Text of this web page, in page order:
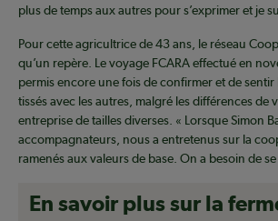
plus de temps aux autres pour s’exprimer et je
Pour cette agricultrice de 43 ans, le réseau
qu’un repère. Le voyage FCARA effectué en
permis encore une fois de confirmer et de sentir
tissés avec les autres, malgré les différences de
entreprise de tailles diverses. « Lorsque Simon
accompagnateurs, nous a entretenus sur la
ramenés aux valeurs de base. On a besoin de
En savoir plus sur la